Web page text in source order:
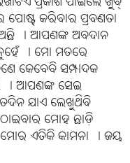
କରିବାର ପ୍ରବଣତା
। ଆପଣଙ୍କ ଅବଦାନ
। ମୋ ମତରେ
କେବେବି ସମ୍ପାଦକ
। ଆପଣଙ୍କ ସେଇ
ଯାଏ ଲେଖୁଥିବି
ମୋହ ଛାଡ଼ି
ମୋର ଏତିକି କାମନା । ଜୟ